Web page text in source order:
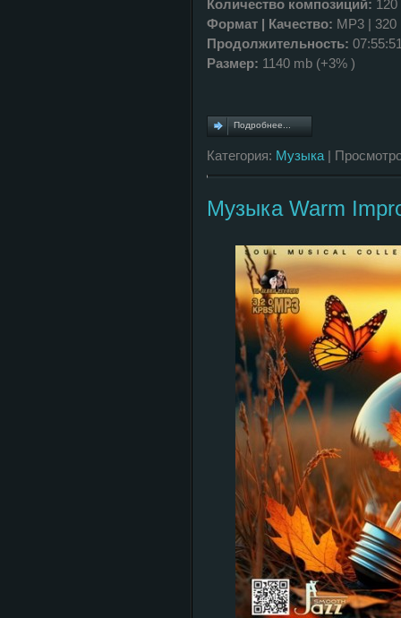
Количество композиций: 120
Формат | Качество: MP3 | 320
Продолжительность:
Размер: 1140 mb (+3% )
Подробнее...
Категория: Музыка |
Музыка Warm